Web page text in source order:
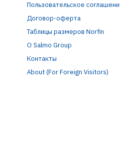
Пользовательское
Договор-оферта
Таблицы размеров Norfin
О Salmo Group
Контакты
About (For Foreign Visitors)